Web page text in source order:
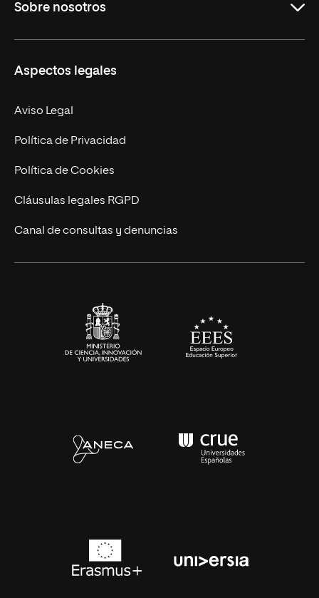
Másteres Oficiales
Doctorados
Experto Universitario
Postgrados
Cursos Universitarios
Sobre nosotros
Facultades
Nuestro Equipo
Trabaja en UNIR
Actualidad
UNIR Revista
Eventos
Aspectos legales
Aviso Legal
Política de Privacidad
Política de Cookies
Cláusulas legales RGPD
Canal de consultas y denuncias